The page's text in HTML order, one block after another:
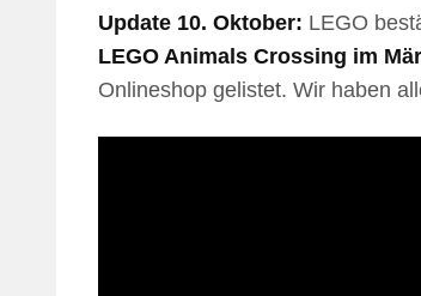
Update 10. Oktober: LEGO
LEGO Animals Crossing im
Onlineshop gelistet. Wir haben